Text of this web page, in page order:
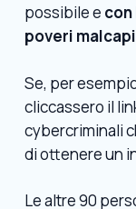
possibile e con
poveri
Se, per
cliccassero il
cybercriminali
di ottenere un
Le altre 90